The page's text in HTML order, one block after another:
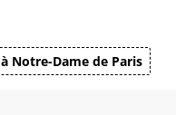
Notre-Dame de Paris